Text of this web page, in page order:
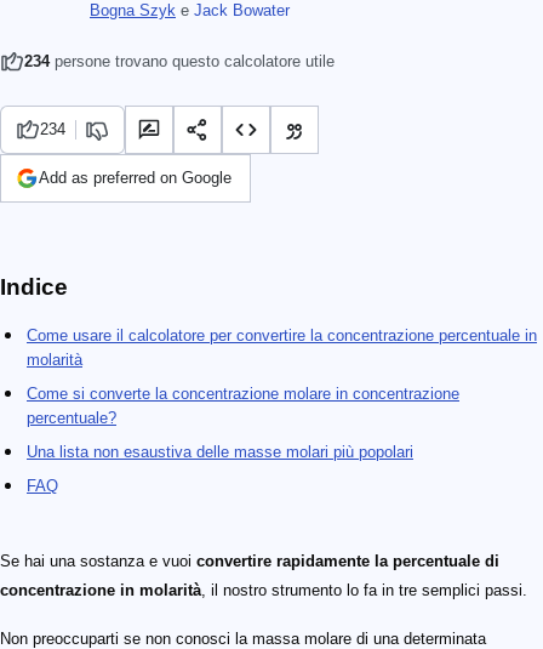
Bogna Szyk e Jack Bowater
234persone trovano questo calcolatore utile
234
Add as preferred on Google
Indice
Come usare il calcolatore per convertire la concentrazione percentuale in
molarità
Come si converte la concentrazione molare in concentrazione
percentuale?
Una lista non esaustiva delle masse molari più popolari
FAQ
Se hai una sostanza e vuoi convertire rapidamente la percentuale di
concentrazione in molarità , il nostro strumento lo fa in tre semplici passi.
Non preoccuparti se non conosci la massa molare di una determinata